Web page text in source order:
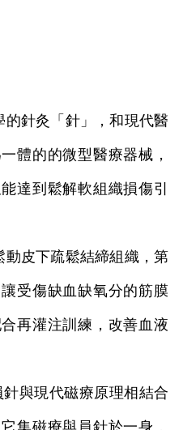
的針灸「針」，和現代醫
體的的微型醫療器械，
達到鬆解軟組織損傷引
動皮下疏鬆結締組織，第
受傷缺血缺氧分的筋膜
再灌注訓練，改善血液
與現代磁療原理相結合